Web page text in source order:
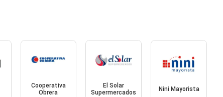
Cooperativa
Obrera
El Solar
Supermercados
Nini Mayorista